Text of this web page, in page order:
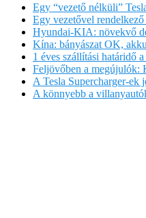
Egy “vezető nélküli”
Egy vezetővel
Hyundai-KIA: növekvő
Kína: bányászat OK,
1 éves szállítási határidő
Feljövőben a megújulók:
A Tesla Supercharger-ek
A könnyebb a